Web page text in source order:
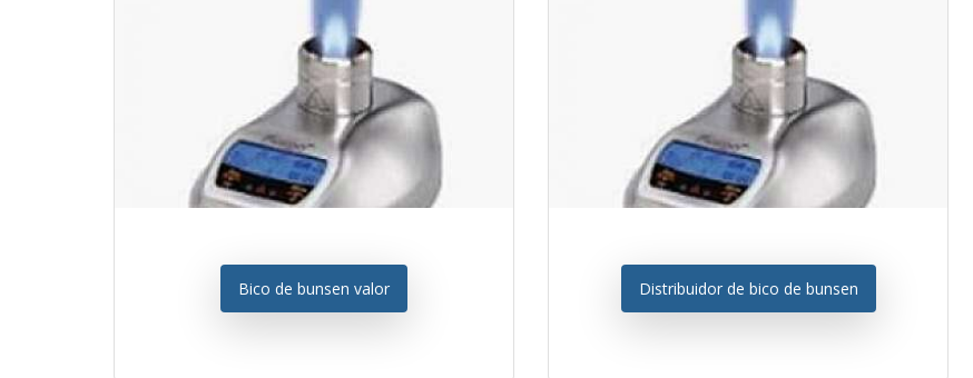
Bico de bunsen valor Distribuidor de bico de bunsen